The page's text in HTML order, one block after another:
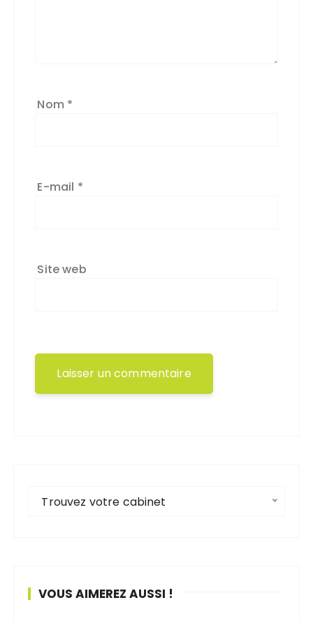
Nom *
E-mail *
Site web
Trouvez votre cabinet
VOUS AIMEREZ AUSSI !